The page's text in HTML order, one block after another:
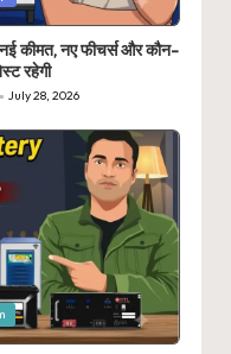
कीमत, नए फीचर्स और कौन-
रहेगी
July 28, 2026